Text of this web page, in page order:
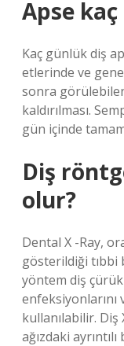
Apse
Kaç günlük diş
etlerinde ve
sonra
kaldırılması.
gün içinde
Diş
olur?
Dental X -Ray,
gösterildiği
yöntem diş
kullanılabilir. Diş
ağızdaki